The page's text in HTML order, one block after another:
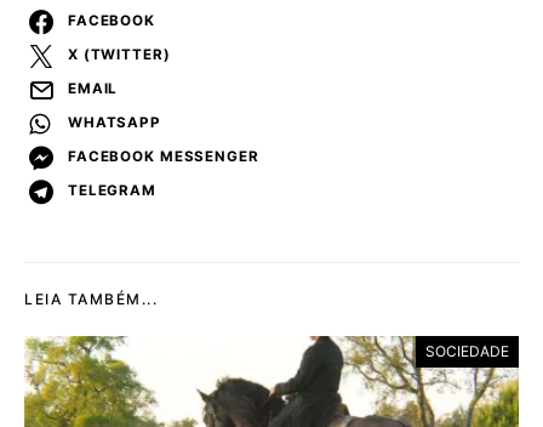
FACEBOOK
X (TWITTER)
EMAIL
WHATSAPP
FACEBOOK MESSENGER
TELEGRAM
LEIA TAMBÉM...
SOCIEDADE